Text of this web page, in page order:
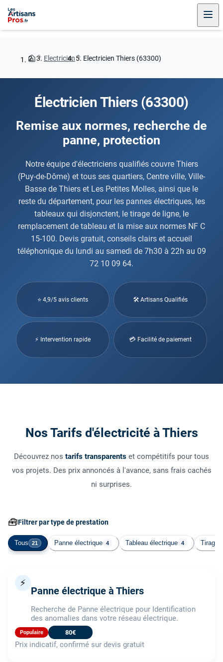
Electricien Electricien Thiers (63300)
Électricien Thiers (63300)
Remise aux normes, recherche de
panne, protection
Notre équipe d'électriciens qualifiés couvre Thiers
(Puy-de-Dôme) et tous ses quartiers, Centre ville, Ville-
Basse de Thiers et Les Petites Molles, ainsi que le
reste du département, pour les pannes électriques, les
tableaux qui disjonctent, le tirage de ligne, le
remplacement de tableau et la mise aux normes NF C
15-100. Devis gratuit, conseils clairs et accueil
téléphonique du lundi au samedi de 7h30 à 22h au 09
72 10 09 64.
⭐ 4,9/5 avis clients 🛠 Artisans Qualifiés
⚡ Intervention rapide 💳 Facilité de paiement
Nos Tarifs d'électricité à Thiers
Découvrez nos tarifs transparents et compétitifs pour tous
vos projets. Des prix annoncés à l'avance, sans frais cachés
ni surprises.
🧰Filtrer par type de prestation
Tous 21 Panne électrique 4 Tableau électrique 4 Tirage
⚡
Panne électrique à Thiers
Recherche de Panne électrique pour Identification
des anomalies dans votre réseau électrique.
Populaire 80€
Prix indicatif, confirmé sur devis gratuit